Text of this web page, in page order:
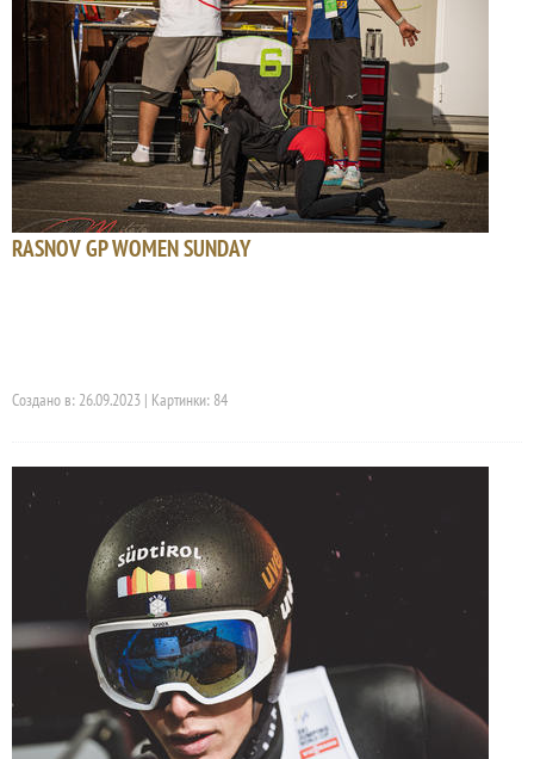
RASNOV GP WOMEN SUNDAY
Создано в: 26.09.2023 | Картинки: 84